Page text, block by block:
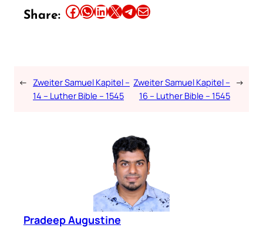
Share: Share this article on Facebook Share this article on WhatsApp Share this article on LinkedIn Share this article on X Share this article on TelegramEmail this Article
← Zweiter Samuel Kapitel –
14 – Luther Bible – 1545
Zweiter Samuel Kapitel –
16 – Luther Bible – 1545
→
Pradeep Augustine